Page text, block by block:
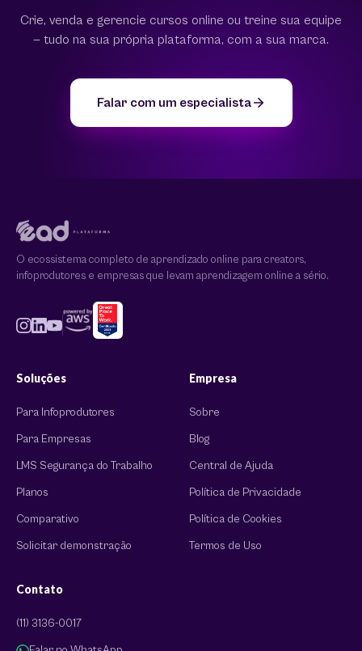
Crie, venda e gerencie cursos online ou treine sua equipe
— tudo na sua própria plataforma, com a sua marca.
Falar com um especialista
O ecossistema completo de aprendizado online para creators,
infoprodutores e empresas que levam aprendizagem online a sério.
Soluções
Para Infoprodutores
Para Empresas
LMS Segurança do Trabalho
Planos
Comparativo
Solicitar demonstração
Empresa
Sobre
Blog
Central de Ajuda
Política de Privacidade
Política de Cookies
Termos de Uso
Contato
(11) 3136-0017